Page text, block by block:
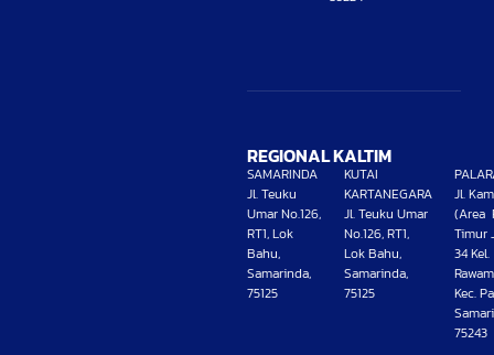
REGIONAL KALTIM
SAMARINDA
Jl. Teuku
Umar No.126,
RT1, Lok
Bahu,
Samarinda,
75125
KUTAI
KARTANEGARA
Jl. Teuku Umar
No.126, RT1,
Lok Bahu,
Samarinda,
75125
Jl.
(Area
Timur
34 Kel.
Kec.
75243